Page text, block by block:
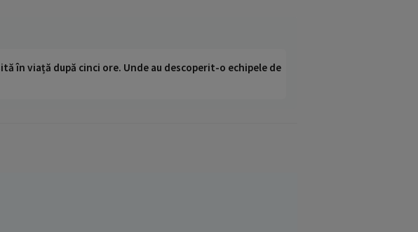
în viață după cinci ore. Unde au descoperit-o echipele de